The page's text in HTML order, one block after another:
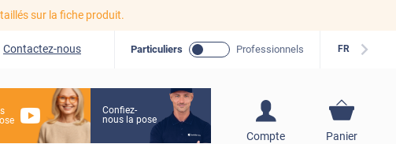
sur la fiche produit.
Contactez-nous Particuliers Professionnels FR
Confiez-
nous la pose
Compte
S'inscrire / Se
Panier